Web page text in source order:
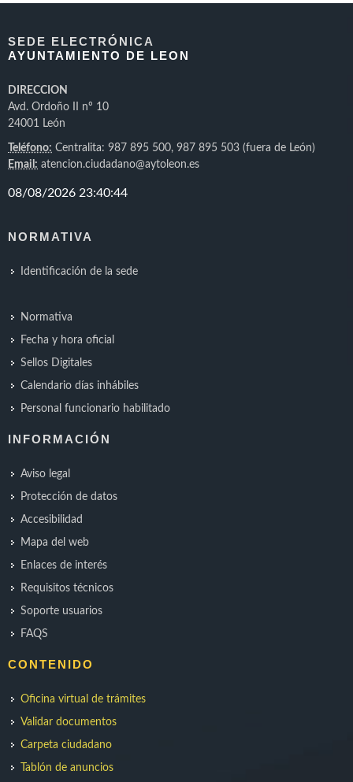
SEDE ELECTRÓNICA
AYUNTAMIENTO DE LEON
DIRECCION
Avd. Ordoño II nº 10
24001 León
Teléfono: Centralita: 987 895 500, 987 895 503 (fuera de León)
Email: atencion.ciudadano@aytoleon.es
NORMATIVA
Identificación de la sede
Normativa
Fecha y hora oficial
Sellos Digitales
Calendario días inhábiles
Personal funcionario habilitado
INFORMACIÓN
Aviso legal
Protección de datos
Accesibilidad
Mapa del web
Enlaces de interés
Requisitos técnicos
Soporte usuarios
FAQS
CONTENIDO
Oficina virtual de trámites
Validar documentos
Carpeta ciudadano
Tablón de anuncios